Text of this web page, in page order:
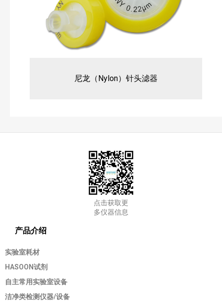
尼龙（Nylon）针头滤器
点击获取更
多仪器信息
产品介绍
实验室耗材
HASOON试剂
自主常用实验室设备
洁净类检测仪器/设备